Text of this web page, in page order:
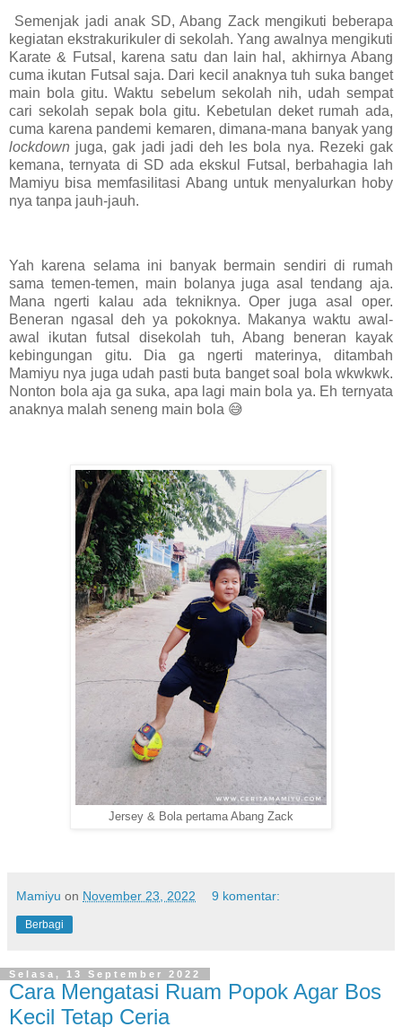
Semenjak jadi anak SD, Abang Zack mengikuti beberapa
kegiatan ekstrakurikuler di sekolah. Yang awalnya mengikuti
Karate & Futsal, karena satu dan lain hal, akhirnya Abang
cuma ikutan Futsal saja. Dari kecil anaknya tuh suka banget
main bola gitu. Waktu sebelum sekolah nih, udah sempat
cari sekolah sepak bola gitu. Kebetulan deket rumah ada,
cuma karena pandemi kemaren, dimana-mana banyak yang
lockdown juga, gak jadi jadi deh les bola nya. Rezeki gak
kemana, ternyata di SD ada ekskul Futsal, berbahagia lah
Mamiyu bisa memfasilitasi Abang untuk menyalurkan hoby
nya tanpa jauh-jauh.
Yah karena selama ini banyak bermain sendiri di rumah
sama temen-temen, main bolanya juga asal tendang aja.
Mana ngerti kalau ada tekniknya. Oper juga asal oper.
Beneran ngasal deh ya pokoknya. Makanya waktu awal-
awal ikutan futsal disekolah tuh, Abang beneran kayak
kebingungan gitu. Dia ga ngerti materinya, ditambah
Mamiyu nya juga udah pasti buta banget soal bola wkwkwk.
Nonton bola aja ga suka, apa lagi main bola ya. Eh ternyata
anaknya malah seneng main bola 😅
Jersey & Bola pertama Abang Zack
Mamiyu on November 23, 2022 9 komentar:
Berbagi
Selasa, 13 September 2022
Cara Mengatasi Ruam Popok Agar Bos
Kecil Tetap Ceria